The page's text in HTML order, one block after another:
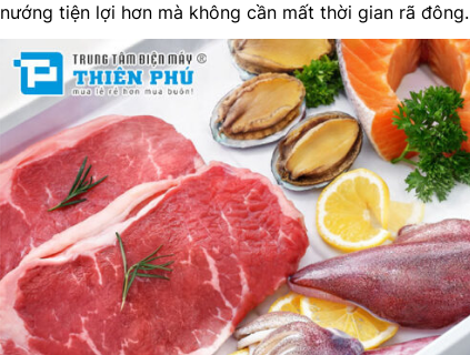
nướng tiện lợi hơn mà không cần mất thời gian rã đông.